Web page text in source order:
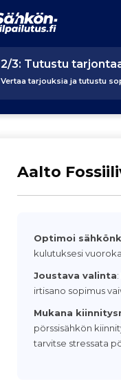
2/3: Tutustu
Vertaa tarjouksia ja tutustu
Aalto
Optimoi
kulutuksesi
Joustava valinta
irtisano sopimus
Mukana
pörssisähkön
tarvitse stressata